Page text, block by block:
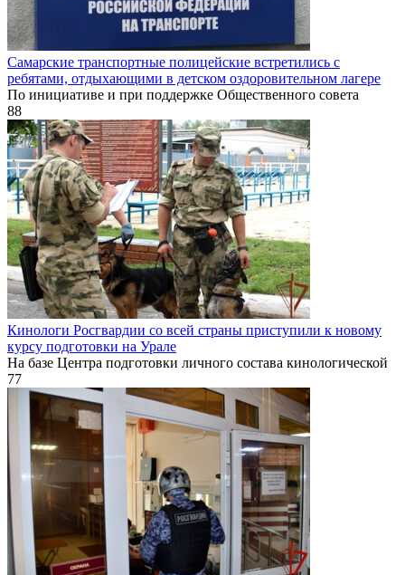
Самарские транспортные полицейские встретились с
ребятами, отдыхающими в детском оздоровительном лагере
По инициативе и при поддержке Общественного совета
88
Кинологи Росгвардии со всей страны приступили к новому
курсу подготовки на Урале
На базе Центра подготовки личного состава кинологической
77